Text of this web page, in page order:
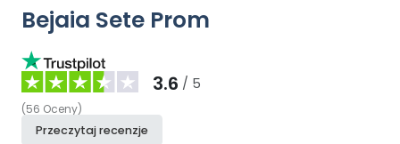
Bejaia Sete Prom
3.6 / 5
(56 Oceny)
Przeczytaj recenzje